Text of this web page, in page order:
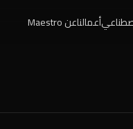
أعمالناعن Maestro